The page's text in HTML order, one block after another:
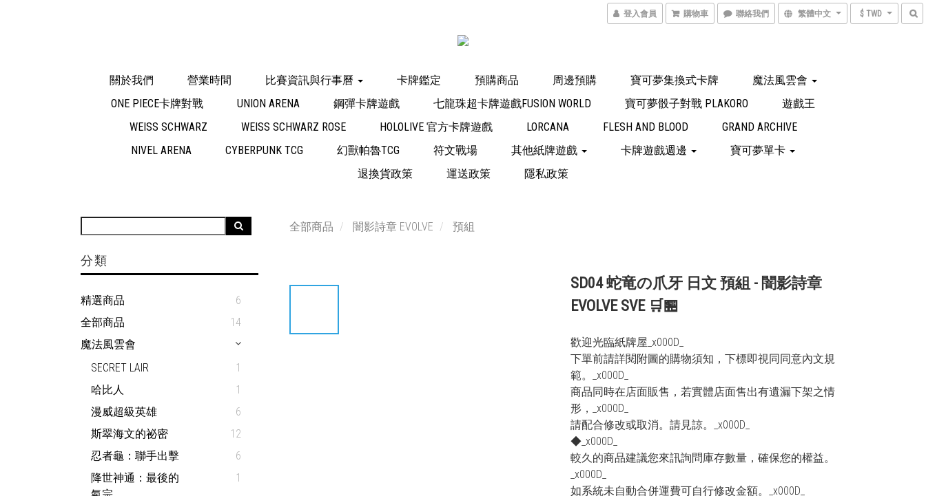
登入會員 購物車 聯絡我們 繁體中文 $ TWD
關於我們 營業時間 比賽資訊與行事曆 卡牌鑑定 預購商品 周邊預購 寶可夢集換式卡牌
魔法風雲會
ONE PIECE卡牌對戰
UNION ARENA 鋼彈卡牌遊戲 七龍珠超卡牌遊戲FUSION WORLD 寶可夢骰子對戰 PLAKORO
遊戲王
WEISS SCHWARZ
WEISS SCHWARZ ROSE HOLOLIVE 官方卡牌遊戲 LORCANA FLESH AND BLOOD
GRAND ARCHIVE
NIVEL ARENA
CYBERPUNK TCG 幻獸帕魯TCG 符文戰場 其他紙牌遊戲 卡牌遊戲週邊
寶可夢單卡
退換貨政策
運送政策 隱私政策
分類
精選商品
6
全部商品
14
魔法風雲會
SECRET LAIR
1
哈比人
1
漫威超級英雄
6
斯翠海文的祕密
12
忍者龜：聯手出擊
6
降世神通：最後的
1
全部商品 闇影詩章 EVOLVE 預組
SD04 蛇竜の爪牙 日文 預組 - 闇影詩章
EVOLVE SVE 🛒🏪
歡迎光臨紙牌屋_x000D_
下單前請詳閱附圖的購物須知，下標即視同同意內文規
範。_x000D_
商品同時在店面販售，若實體店面售出有遺漏下架之情
形，_x000D_
請配合修改或取消。請見諒。_x000D_
◆_x000D_
較久的商品建議您來訊詢問庫存數量，確保您的權益。
_x000D_
如系統未自動合併運費可自行修改金額。_x000D_